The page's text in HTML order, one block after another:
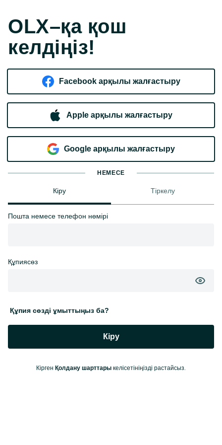
OLX–қа қош
келдіңіз!
Facebook арқылы жалғастыру
Apple арқылы жалғастыру
Google арқылы жалғастыру
НЕМЕСЕ
Кіру Тіркелу
Пошта немесе телефон нөмірі
Құпиясөз
Құпия сөзді ұмыттыңыз ба?
Кіру
Кірген Қолдану шарттары келісетініңізді растайсыз.